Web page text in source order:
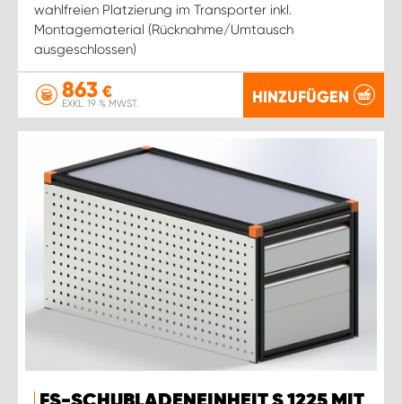
wahlfreien Platzierung im Transporter inkl.
Montagematerial (Rücknahme/Umtausch
ausgeschlossen)
863 €
EXKL. 19 % MWST. HINZUFÜGEN